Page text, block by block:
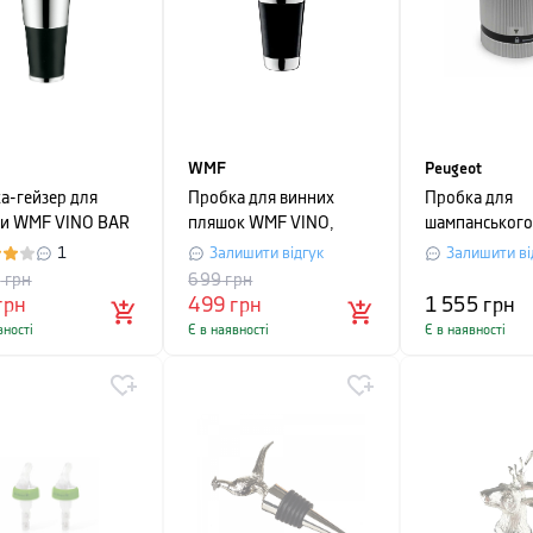
гейзер для
WMF VINO BAR
4х4 см,
1
грн
WMF
Пробка для винних
пляшок WMF VINO,
сріблястий із чорним
Залишити відгук
499 грн
699грн
Є в наявності
Peugeot
Пробка для
LINE,Залишити
1 555 грн
Є в наявності